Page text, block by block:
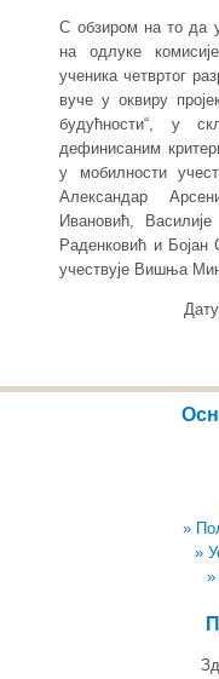
С обзиром на то да
на одлуке
ученика четвртог
вуче у оквиру
будућности“, у
дефинисаним
у мобилности
Александар
Ивановић,
Раденковић и
учествује Вишња
»
»
»